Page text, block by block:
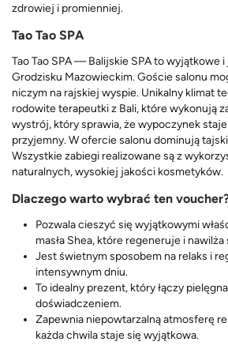
zdrowiej i promienniej.
Tao Tao SPA
Tao Tao SPA — Balijskie SPA to wyjątkowe
Grodzisku Mazowieckim. Goście salonu
niczym na rajskiej wyspie. Unikalny klimat
rodowite terapeutki z Bali, które wykonują
wystrój, który sprawia, że wypoczynek
przyjemny. W ofercie salonu dominują
Wszystkie zabiegi realizowane są z
naturalnych, wysokiej jakości kosmetyków.
Dlaczego warto wybrać ten
Pozwala cieszyć się wyjątkowymi
masła Shea, które regeneruje i nawilża
Jest świetnym sposobem na relaks i
intensywnym dniu.
To idealny prezent, który łączy
doświadczeniem.
Zapewnia niepowtarzalną atmosferę
każda chwila staje się wyjątkowa.